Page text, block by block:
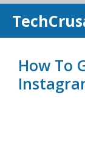
Skip
How To